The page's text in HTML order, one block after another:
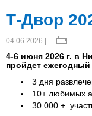
Т-Двор
04.06.2026 |
4-6 июня 2026 г. в
пройдет
3 дня
10+ любимых
30 000 +